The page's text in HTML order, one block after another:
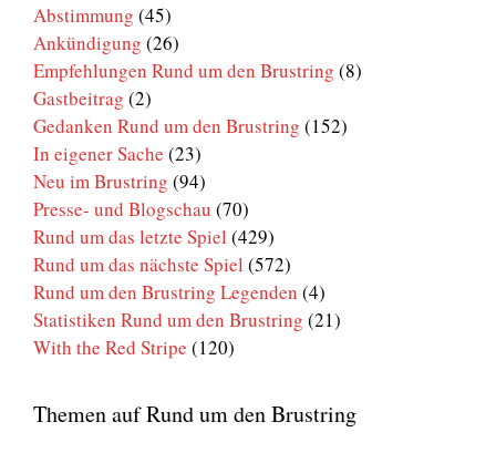
Abstimmung (45)
Ankündigung (26)
Empfehlungen Rund um den Brustring (8)
Gastbeitrag (2)
Gedanken Rund um den Brustring (152)
In eigener Sache (23)
Neu im Brustring (94)
Presse- und Blogschau (70)
Rund um das letzte Spiel (429)
Rund um das nächste Spiel (572)
Rund um den Brustring Legenden (4)
Statistiken Rund um den Brustring (21)
With the Red Stripe (120)
Themen auf Rund um den Brustring